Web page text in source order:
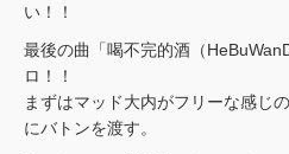
い！！
最後の曲「喝不完的酒（
ロ！！
まずはマッド大内がフリーな感じ
にバトンを渡す。